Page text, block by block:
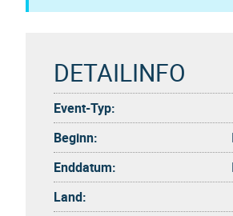
DETAILINFO
Event-Typ:
Beginn:
Enddatum:
Land: